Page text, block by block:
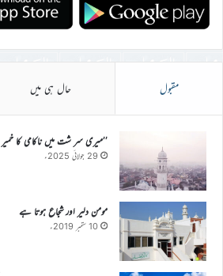
مقبول حال ہی میں
’’میری سر شت میں ناکامی کا خمیر
29 جولائی 2025ء
مومن دلیر اور شجاع ہوتا ہے
10 ستمبر 2019ء